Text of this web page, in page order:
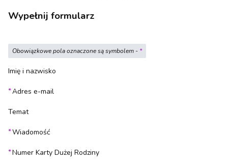
Wypełnij formularz
Obowiązkowe pola oznaczone są symbolem - *
Imię i nazwisko
*Adres e-mail
Temat
*Wiadomość
*Numer Karty Dużej Rodziny